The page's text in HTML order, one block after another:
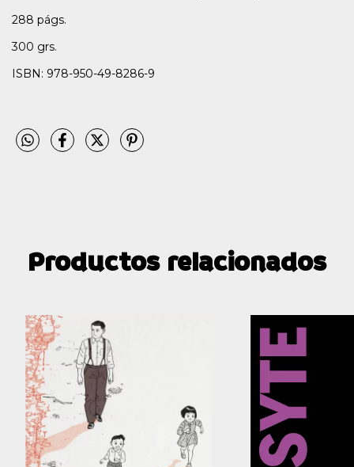
288 págs.
300 grs.
ISBN: 978-950-49-8286-9
Productos relacionados